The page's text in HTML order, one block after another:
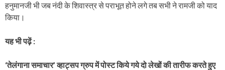
हनुमानजी भी जब नंदी के शिवास्त्र से पराभूत होने लगे तब सभी ने रामजी को याद
किया।
यह भी पढ़ें :
‘तेलंगाना समाचार’ व्हाट्सप ग्रुप में पोस्ट किये गये दो लेखों की तारीफ करते हुए